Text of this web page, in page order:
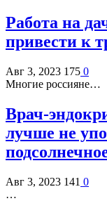
Работа на
привести к
Авг 3, 2023 175 0
Многие россияне…
Врач-
лучше не
Авг 3, 2023 141 0
…